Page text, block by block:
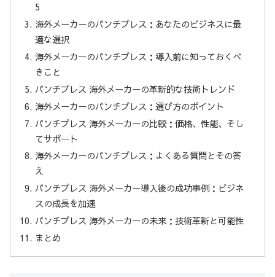
5
海外メーカーのパンチプレス：あなたのビジネスに最
適な選択
海外メーカーのパンチプレス：導入前に知っておくべ
きこと
パンチプレス 海外メーカーの革新的な技術トレンド
海外メーカーのパンチプレス：選び方のポイント
パンチプレス 海外メーカーの比較：価格、性能、そし
てサポート
海外メーカーのパンチプレス：よくある質問とその答
え
パンチプレス 海外メーカー導入後の成功事例：ビジネ
スの成長を加速
パンチプレス 海外メーカーの未来：技術革新と可能性
まとめ